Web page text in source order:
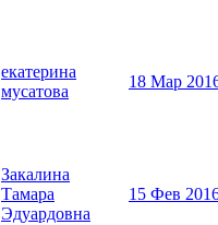
екатерина
мусатова
18 Мар
Закалина
Тамара
Эдуардовна
15 Фев